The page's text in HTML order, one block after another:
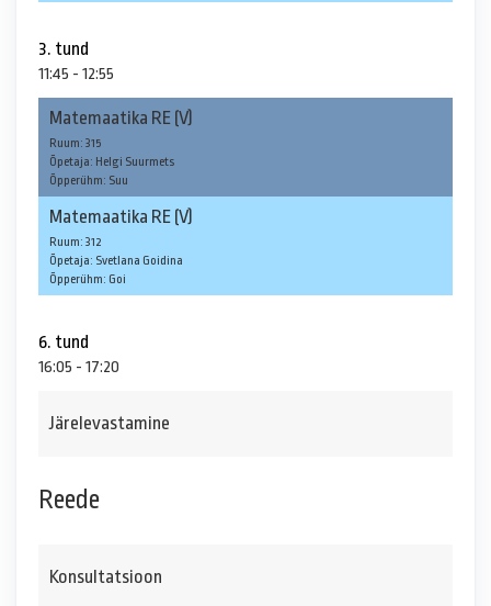
3. tund
11:45 - 12:55
Matemaatika RE (V)
Ruum: 315
Õpetaja: Helgi Suurmets
Õpperühm: Suu
Matemaatika RE (V)
Ruum: 312
Õpetaja: Svetlana Goidina
Õpperühm: Goi
6. tund
16:05 - 17:20
Järelevastamine
Reede
Konsultatsioon